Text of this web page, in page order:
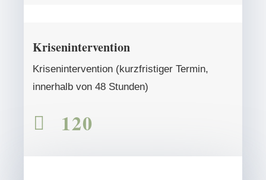
Krisenintervention
Krisenintervention (kurzfristiger Termin,
innerhalb von 48 Stunden)
 120